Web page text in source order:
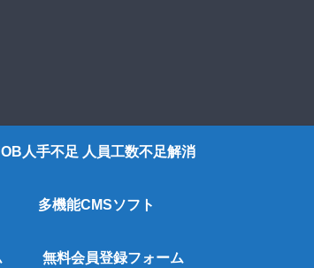
人手不足 人員工数不足解消
多機能CMSソフト
無料会員登録フォーム